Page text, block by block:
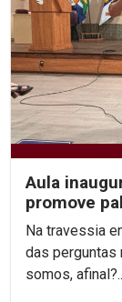
Aula
promove
Na travessia
das perguntas
somos,